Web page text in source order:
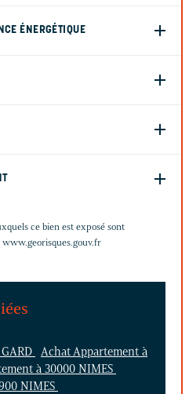
ÉNERGÉTIQUE
ce bien est exposé sont
www.georisques.gouv.fr
Achat Appartement à
à 30000 NIMES
NIMES